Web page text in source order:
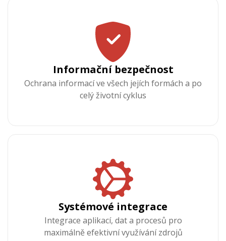
Informační bezpečnost
Ochrana informací ve všech jejích formách a po
celý životní cyklus
Systémové integrace
Integrace aplikací, dat a procesů pro
maximálně efektivní využívání zdrojů